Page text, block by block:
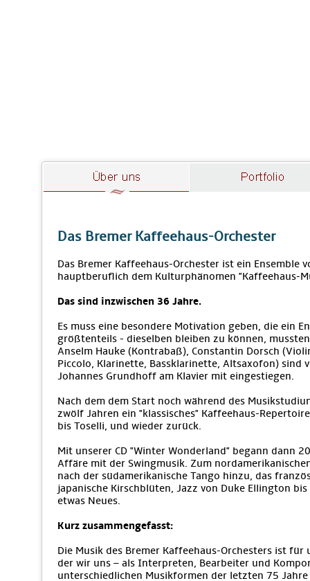
Das Bremer Kaffeehaus-Orchester
Das Bremer Kaffeehaus-Orchester ist ein
hauptberuflich dem Kulturphänomen "Kaffeehaus-
Das sind inzwischen 36 Jahre.
Es muss eine besondere Motivation geben, die ein
größtenteils - dieselben bleiben zu können,
Anselm Hauke (Kontrabaß), Constantin Dorsch
Piccolo, Klarinette, Bassklarinette, Altsaxofon)
Johannes Grundhoff am Klavier mit eingestiegen.
Nach dem dem Start noch während des
zwölf Jahren ein "klassisches" Kaffeehaus-
bis Toselli, und wieder zurück.
Mit unserer CD "Winter Wonderland" begann dann
Affäre mit der Swingmusik. Zum
nach der südamerikanische Tango hinzu, das
japanische Kirschblüten, Jazz von Duke Ellington
etwas Neues.
Kurz zusammengefasst:
Die Musik des Bremer Kaffeehaus-Orchesters ist
der wir uns – als Interpreten, Bearbeiter und
unterschiedlichen Musikformen der letzten 75